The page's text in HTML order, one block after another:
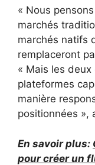
« Nous
marchés
marchés natifs
remplaceront
« Mais les
plateformes
manière
positionnées »,
En savoir plus:
pour créer un